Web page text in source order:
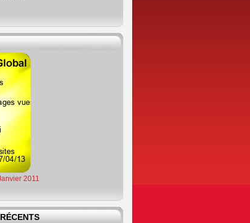
2011